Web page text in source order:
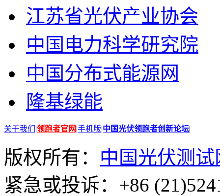
江苏省光伏产业协会
中国电力科学研究院
中国分布式能源网
隆基绿能
关于我们 |领跑者官网|手机版|中国光伏领跑者创新论坛|
版权所有： 中国光伏测试
紧急或投诉：+86